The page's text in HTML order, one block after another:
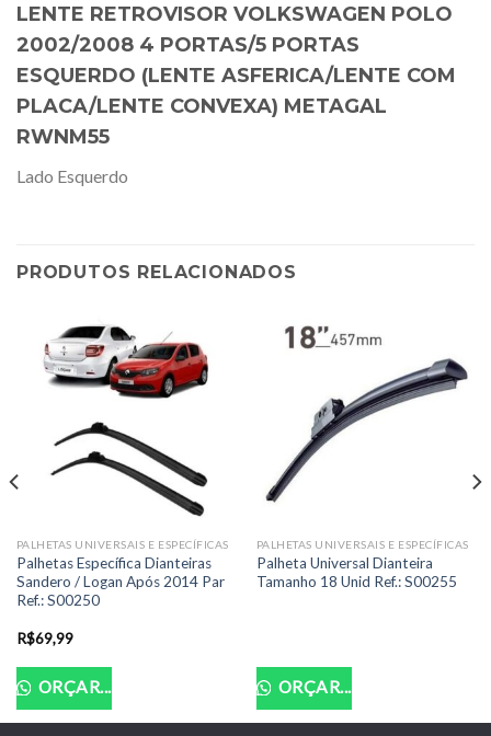
LENTE RETROVISOR VOLKSWAGEN POLO
2002/2008 4 PORTAS/5 PORTAS
ESQUERDO (LENTE ASFERICA/LENTE COM
PLACA/LENTE CONVEXA) METAGAL
RWNM55
Lado Esquerdo
PRODUTOS RELACIONADOS
PALHETAS UNIVERSAIS E ESPECÍFICAS
Palhetas Específica Dianteiras
Sandero / Logan Após 2014 Par
Ref.: S00250
R$69,99
ORÇAR...
PALHETAS UNIVERSAIS E ESPECÍFICAS
Palheta Universal Dianteira
Tamanho 18 Unid Ref.: S00255
ORÇAR...